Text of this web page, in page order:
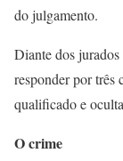
do julgamento.
Diante dos
responder por três
qualificado e
O crime